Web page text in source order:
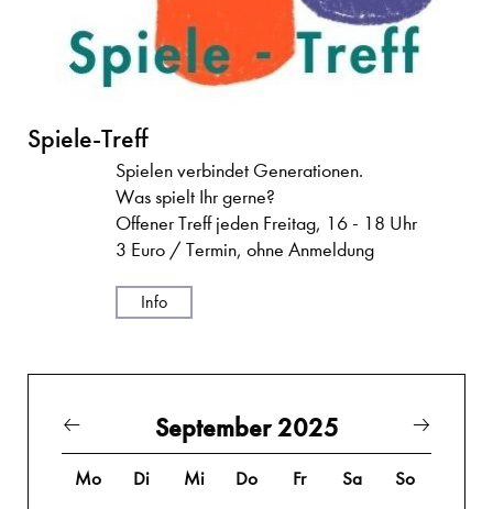
Spiele-Treff
Spielen verbindet Generationen.
Was spielt Ihr gerne?
Offener Treff jeden Freitag, 16 - 18 Uhr
3 Euro / Termin, ohne Anmeldung
Info
September 2025
Mo Di Mi Do Fr Sa So